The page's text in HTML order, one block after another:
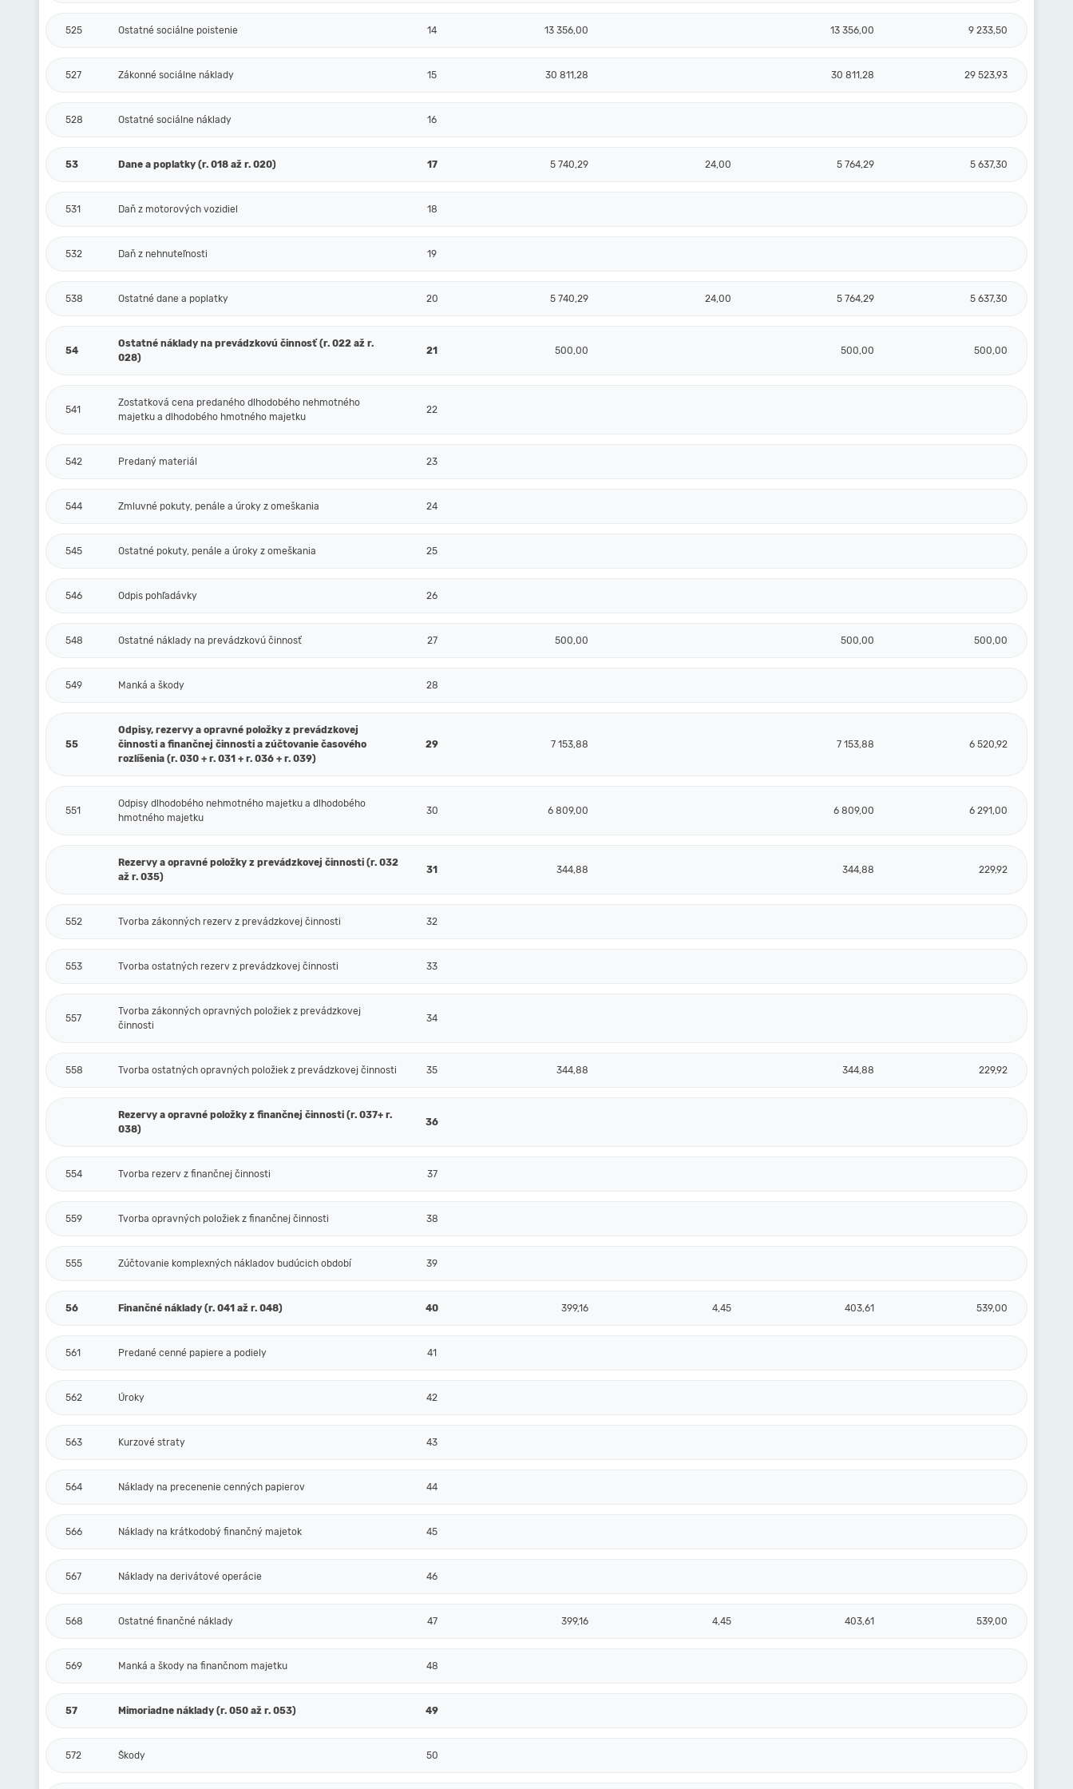
525 Ostatné sociálne poistenie 14 13 356,00 13 356,00 9 233,50
527 Zákonné sociálne náklady 15 30 811,28 30 811,28 29 523,93
528 Ostatné sociálne náklady 16
53 Dane a poplatky (r. 018 až r. 020) 17 5 740,29 24,00 5 764,29 5 637,30
531 Daň z motorových vozidiel 18
532 Daň z nehnuteľnosti 19
538 Ostatné dane a poplatky 20 5 740,29 24,00 5 764,29 5 637,30
54
Ostatné náklady na prevádzkovú činnosť (r. 022 až r.
028)
21 500,00 500,00 500,00
541
Zostatková cena predaného dlhodobého nehmotného
majetku a dlhodobého hmotného majetku
22
542 Predaný materiál 23
544 Zmluvné pokuty, penále a úroky z omeškania 24
545 Ostatné pokuty, penále a úroky z omeškania 25
546 Odpis pohľadávky 26
548 Ostatné náklady na prevádzkovú činnosť 27 500,00 500,00 500,00
549 Manká a škody 28
55
Odpisy, rezervy a opravné položky z prevádzkovej
činnosti a finančnej činnosti a zúčtovanie časového
rozlíšenia (r. 030 + r. 031 + r. 036 + r. 039)
29 7 153,88 7 153,88 6 520,92
551
Odpisy dlhodobého nehmotného majetku a dlhodobého
hmotného majetku
30 6 809,00 6 809,00 6 291,00
Rezervy a opravné položky z prevádzkovej činnosti (r. 032
až r. 035)
31 344,88 344,88 229,92
552 Tvorba zákonných rezerv z prevádzkovej činnosti 32
553 Tvorba ostatných rezerv z prevádzkovej činnosti 33
557
Tvorba zákonných opravných položiek z prevádzkovej
činnosti
34
558 Tvorba ostatných opravných položiek z prevádzkovej činnosti 35 344,88 344,88 229,92
Rezervy a opravné položky z finančnej činnosti (r. 037+ r.
038)
36
554 Tvorba rezerv z finančnej činnosti 37
559 Tvorba opravných položiek z finančnej činnosti 38
555 Zúčtovanie komplexných nákladov budúcich období 39
56 Finančné náklady (r. 041 až r. 048) 40 399,16 4,45 403,61 539,00
561 Predané cenné papiere a podiely 41
562 Úroky 42
563 Kurzové straty 43
564 Náklady na precenenie cenných papierov 44
566 Náklady na krátkodobý finančný majetok 45
567 Náklady na derivátové operácie 46
568 Ostatné finančné náklady 47 399,16 4,45 403,61 539,00
569 Manká a škody na finančnom majetku 48
57 Mimoriadne náklady (r. 050 až r. 053) 49
572 Škody 50